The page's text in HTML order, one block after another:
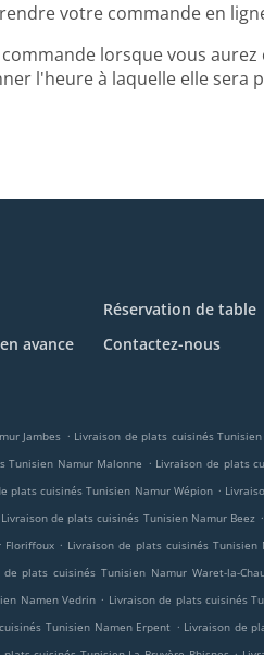
votre commande en
lorsque vous aurez
l'heure à laquelle elle sera
Réservation de table
avance
Contactez-nous
Jambes . Livraison de plats cuisinés
Tunisien Namur Malonne . Livraison de plats
plats cuisinés Tunisien Namur Wépion .
Livraison de plats cuisinés Tunisien Namur Beez .
Floriffoux . Livraison de plats cuisinés Tunisien
de plats cuisinés Tunisien Namur Waret-la-
Namen Vedrin . Livraison de plats cuisinés
Tunisien Namen Erpent . Livraison de
.